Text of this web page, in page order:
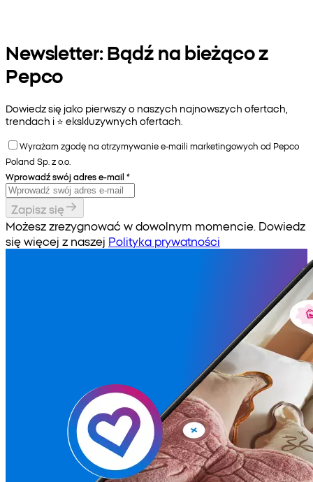
Newsletter: Bądź na bieżąco z
Pepco
Dowiedz się jako pierwszy o naszych najnowszych ofertach,
trendach i ⭐️ ekskluzywnych ofertach.
Wyrażam zgodę na otrzymywanie e-maili marketingowych od Pepco
Poland Sp. z o.o.
Wprowadź swój adres e-mail *
Zapisz się
Możesz zrezygnować w dowolnym momencie. Dowiedz
się więcej z naszej Polityka prywatności